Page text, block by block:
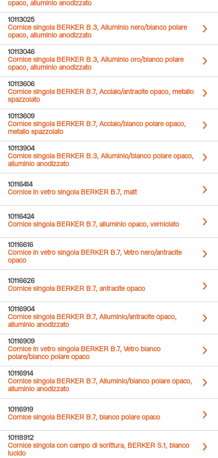
opaco, alluminio anodizzato
10113025
Cornice singola BERKER B.3, Alluminio nero/bianco polare
opaco, alluminio anodizzato
10113046
Cornice singola BERKER B.3, Alluminio oro/bianco polare
opaco, alluminio anodizzato
10113606
Cornice singola BERKER B.7, Acciaio/antracite opaco, metallo
spazzolato
10113609
Cornice singola BERKER B.7, Acciaio/bianco polare opaco,
metallo spazzolato
10113904
Cornice singola BERKER B.3, Alluminio/bianco polare opaco,
alluminio anodizzato
10116414
Cornice in vetro singola BERKER B.7, matt
10116424
Cornice singola BERKER B.7, alluminio opaco, verniciato
10116616
Cornice in vetro singola BERKER B.7, Vetro nero/antracite
opaco
10116626
Cornice singola BERKER B.7, antracite opaco
10116904
Cornice singola BERKER B.7, Alluminio/antracite opaco,
alluminio anodizzato
10116909
Cornice in vetro singola BERKER B.7, Vetro bianco
polare/bianco polare opaco
10116914
Cornice singola BERKER B.7, Alluminio/bianco polare opaco,
alluminio anodizzato
10116919
Cornice singola BERKER B.7, bianco polare opaco
10118912
Cornice singola con campo di scrittura, BERKER S.1, bianco
lucido